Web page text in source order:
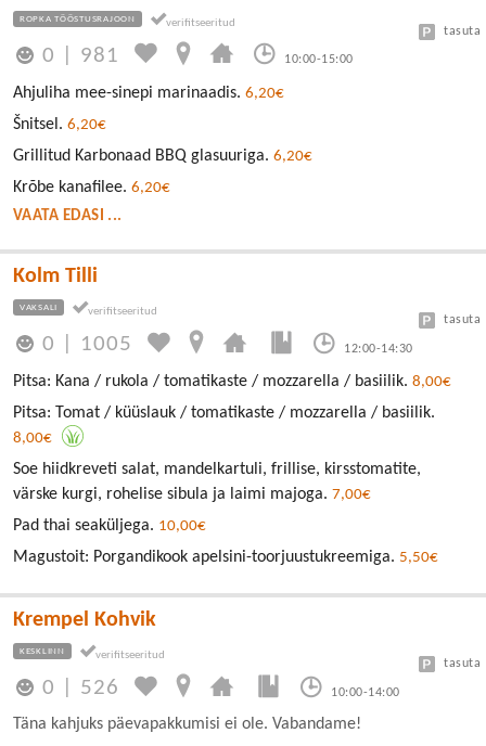
ROPKA TÖÖSTUSRAJOON
0 981 10:00-15:00
tasuta
Ahjuliha mee-sinepi marinaadis. 6,20€
Šnitsel. 6,20€
Grillitud Karbonaad BBQ glasuuriga. 6,20€
Krõbe kanafilee. 6,20€
VAATA EDASI ...
Kolm Tilli
VAKSALI
0 1005 12:00-14:30
tasuta
Pitsa: Kana / rukola / tomatikaste / mozzarella / basiilik. 8,00€
Pitsa: Tomat / küüslauk / tomatikaste / mozzarella / basiilik.
8,00€
Soe hiidkreveti salat, mandelkartuli, frillise, kirsstomatite,
värske kurgi, rohelise sibula ja laimi majoga. 7,00€
Pad thai seaküljega. 10,00€
Magustoit: Porgandikook apelsini-toorjuustukreemiga. 5,50€
Krempel Kohvik
KESKLINN
0 526 10:00-14:00
tasuta
Täna kahjuks päevapakkumisi ei ole. Vabandame!